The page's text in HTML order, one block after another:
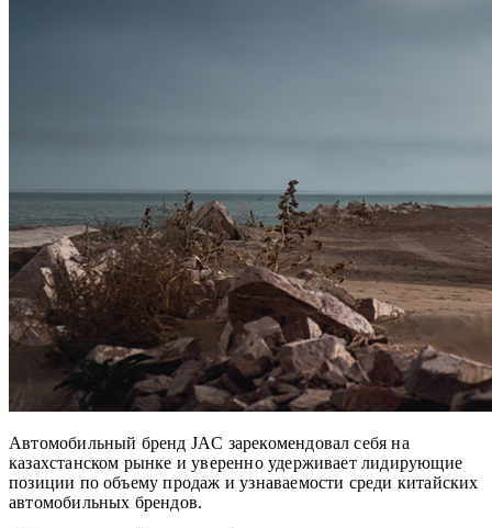
Автомобильный бренд JAC зарекомендовал себя на
казахстанском рынке и уверенно удерживает лидирующие
позиции по объему продаж и узнаваемости среди китайских
автомобильных брендов.